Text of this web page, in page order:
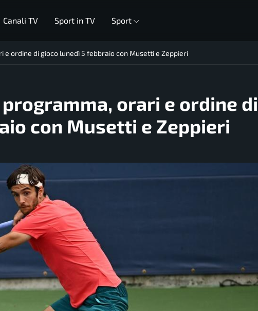
Canali TV Sport in TV Sport
ordine di gioco lunedì 5 febbraio con Musetti e Zeppieri
orari e ordine di
con Musetti e Zeppieri